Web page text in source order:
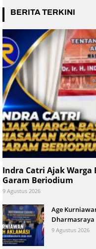
BERITA TERKINI
Indra Catri Ajak Warga
Garam Beriodium
9 Agustus 2026
Age
Dharmasraya
9 Agustus 2026